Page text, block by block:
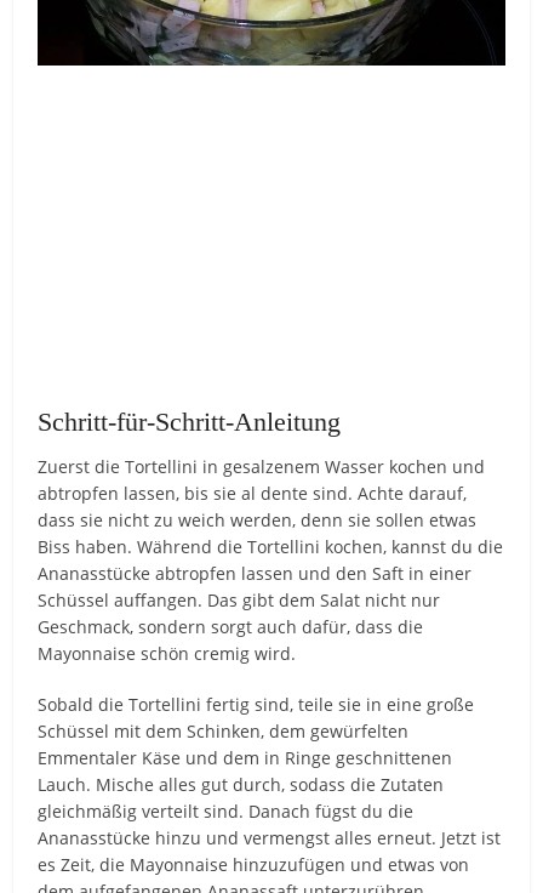
Schritt-für-Schritt-Anleitung
Zuerst die Tortellini in gesalzenem Wasser kochen und
abtropfen lassen, bis sie al dente sind. Achte darauf,
dass sie nicht zu weich werden, denn sie sollen etwas
Biss haben. Während die Tortellini kochen, kannst du die
Ananasstücke abtropfen lassen und den Saft in einer
Schüssel auffangen. Das gibt dem Salat nicht nur
Geschmack, sondern sorgt auch dafür, dass die
Mayonnaise schön cremig wird.
Sobald die Tortellini fertig sind, teile sie in eine große
Schüssel mit dem Schinken, dem gewürfelten
Emmentaler Käse und dem in Ringe geschnittenen
Lauch. Mische alles gut durch, sodass die Zutaten
gleichmäßig verteilt sind. Danach fügst du die
Ananasstücke hinzu und vermengst alles erneut. Jetzt ist
es Zeit, die Mayonnaise hinzuzufügen und etwas von